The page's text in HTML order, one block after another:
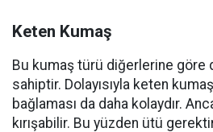
Keten Kumaş
Bu kumaş türü diğerlerine göre
sahiptir. Dolayısıyla keten
bağlaması da daha kolaydır.
kırışabilir. Bu yüzden ütü